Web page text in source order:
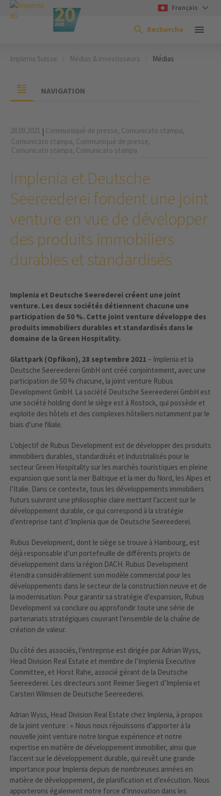
Français
Recherche
Implenia Suisse Médias & investisseurs Médias
NAVIGATION
28.09.2021 | Communiqué de presse, Comunicato stampa,
Comunicato stampa, Communiqué de presse,
Comunicato stampa, Comunicato stampa
Implenia et Deutsche
Seereederei fondent une joint
venture en vue de développer
des produits immobiliers
durables et standardisés
Implenia et Deutsche Seerederei créent une joint
venture. Les deux sociétés détiennent chacune une
participation de 50 %. Cette joint venture développe des
produits immobiliers durables et standardisés dans le
domaine de la Green Hospitality.
Glattpark (Opfikon), 28 septembre 2021 – Implenia et la
Deutsche Seereederei GmbH ont créé conjointement, avec une
participation de 50 % chacune, la joint venture Rubus
Development GmbH. La société Deutsche Seereederei GmbH est
une société holding dont le siège est à Rostock, qui possède et
exploite des hôtels et des complexes hôteliers notamment par le
biais d’une filiale.
L’objectif de Rubus Development est de développer des produits
immobiliers durables, standardisés et industrialisés pour le
secteur Green Hospitality sur les marchés touristiques en pleine
expansion que sont la mer Baltique et la mer du Nord, les Alpes et
l’Italie. Dans ce contexte, tous les développements immobiliers
futurs suivront une philosophie claire mettant l’accent sur le
développement durable, ce qui correspond à la stratégie
d’entreprise tant d’Implenia que de Deutsche Seereederei.
Rubus Development, dont le siège se trouve à Hambourg, est
déjà responsable d’un portefeuille de différents projets de
développement dans la région DACH. Rubus Development
étendra considérablement son modèle commercial pour les
développements dans le secteur de la construction neuve et de
la modernisation. Pour garantir sa stratégie d’expansion, Rubus
Development va conclure ou approfondir toute une série de
partenariats stratégiques couvrant l’ensemble de la chaîne de
création de valeur.
Du côté des associés, l’entreprise est dirigée par Adrian Wyss,
Head Division Real Estate et membre de l’Implenia Executive
Committee, et Horst Rahe, associé gérant de la Deutsche
Seereederei. Les directeurs sont Reimer Siegert d’Implenia et
Carsten Wilmsen de Deutsche Seereederei.
Adrian Wyss, Head Division Real Estate chez Implenia, à propos
de la joint venture : « Nous nous réjouissons d’apporter à la
nouvelle joint venture notre longue expérience et notre
expertise en matière de développement immobilier, ainsi que
l’accent sur le développement durable, qui revêt une grande
importance pour Implenia depuis de nombreuses années en
matière de développement, de planification et d’exécution. Nous
apporterons également notre force d’innovation dans les